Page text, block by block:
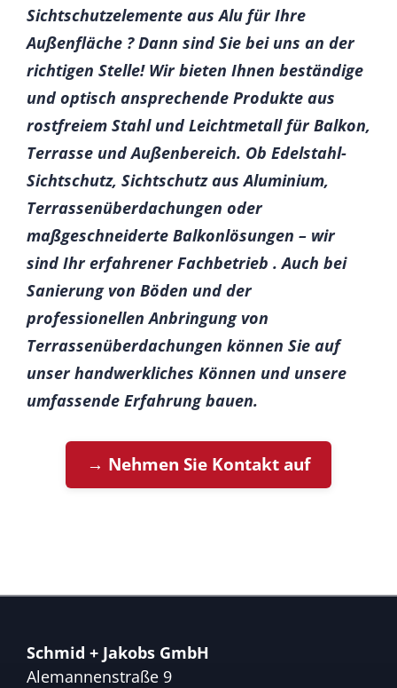
Sichtschutzelemente aus Alu für Ihre
Außenfläche ? Dann sind Sie bei uns an der
richtigen Stelle! Wir bieten Ihnen beständige
und optisch ansprechende Produkte aus
rostfreiem Stahl und Leichtmetall für Balkon,
Terrasse und Außenbereich. Ob Edelstahl-
Sichtschutz, Sichtschutz aus Aluminium,
Terrassenüberdachungen oder
maßgeschneiderte Balkonlösungen – wir
sind Ihr erfahrener Fachbetrieb . Auch bei
Sanierung von Böden und der
professionellen Anbringung von
Terrassenüberdachungen können Sie auf
unser handwerkliches Können und unsere
umfassende Erfahrung bauen.
→ Nehmen Sie Kontakt auf
Schmid + Jakobs GmbH
Alemannenstraße 9